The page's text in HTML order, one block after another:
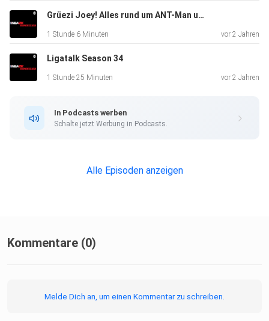
Grüezi Joey! Alles rund um ANT-Man und Pro AM
1 Stunde 6 Minuten vor 2 Jahren
Ligatalk Season 34
1 Stunde 25 Minuten vor 2 Jahren
In Podcasts werben
Schalte jetzt Werbung in Podcasts.
Alle Episoden anzeigen
Kommentare (0)
Melde Dich an, um einen Kommentar zu schreiben.